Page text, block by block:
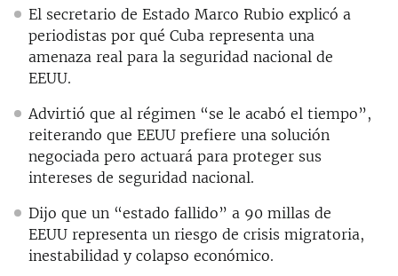
El secretario de Estado Marco Rubio explicó a
periodistas por qué Cuba representa una
amenaza real para la seguridad nacional de
EEUU.
Advirtió que al régimen “se le acabó el tiempo”,
reiterando que EEUU prefiere una solución
negociada pero actuará para proteger sus
intereses de seguridad nacional.
Dijo que un “estado fallido” a 90 millas de
EEUU representa un riesgo de crisis migratoria,
inestabilidad y colapso económico.